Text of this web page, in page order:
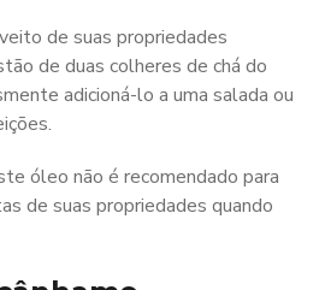
de suas propriedades
de duas colheres de chá do
adicioná-lo a uma salada ou
óleo não é recomendado para
de suas propriedades quando